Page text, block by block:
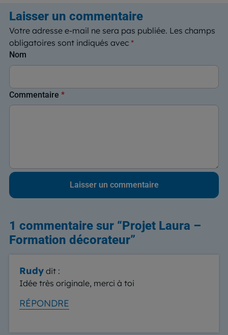
Laisser un commentaire
Votre adresse e-mail ne sera pas publiée. Les champs
obligatoires sont indiqués avec *
Nom
Commentaire *
1 commentaire sur “Projet Laura –
Formation décorateur”
Rudy dit :
Idée très originale, merci à toi
RÉPONDRE